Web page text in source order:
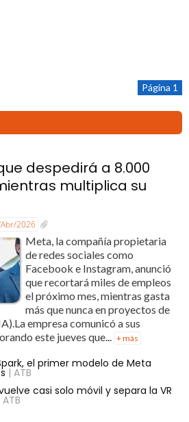
Página 1
despedirá a 8.000
multiplica su
2026
Meta, la compañía propietaria
de redes sociales como
Facebook e Instagram, anunció
que recortará miles de empleos
el próximo mes, mientras gasta
más que nunca en proyectos de
empresa comunicó a sus
este jueves que...
+ más
el primer modelo de Meta
| ATB
casi solo móvil y separa la VR
ATB